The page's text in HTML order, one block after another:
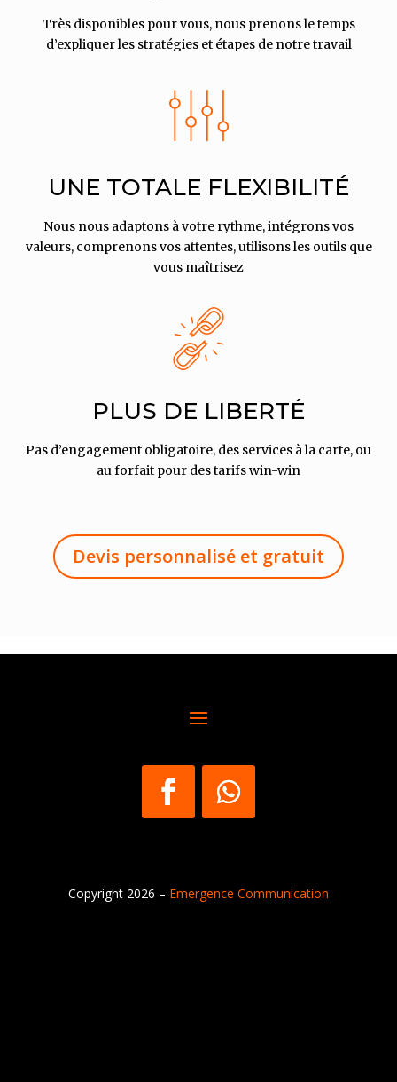
Très disponibles pour vous, nous prenons le temps
d’expliquer les stratégies et étapes de notre travail
UNE TOTALE FLEXIBILITÉ
Nous nous adaptons à votre rythme, intégrons vos
valeurs, comprenons vos attentes,utilisons les outils que
vous maîtrisez
PLUS DE LIBERTÉ
Pas d’engagement obligatoire, des services à la carte, ou
au forfait pour des tarifs win-win
Devis personnalisé et gratuit
Copyright 2026 – Emergence Communication